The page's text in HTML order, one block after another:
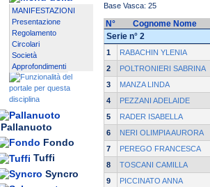
MANIFESTAZIONI
Presentazione
Regolamento
Circolari
Società
Approfondimenti
Pallanuoto
Fondo
Tuffi
Syncro
Base Vasca: 25
N° Cognome Nome
Serie n° 2
1 RABACHIN YLENIA
2
POLTRONIERI SABRINA
3
MANZA LINDA
4
PEZZANI ADELAIDE
5
RADER ISABELLA
6
NERI OLIMPIA AURORA
7
PEREGO FRANCESCA
8
TOSCANI CAMILLA
9
PICCINATO ANNA